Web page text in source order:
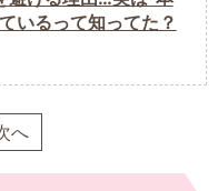
いるって知ってた？
へ